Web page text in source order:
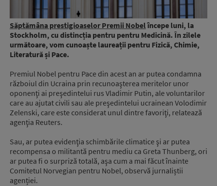
Săptămâna prestigioaselor Premii Nobelîncepe luni, la
Stockholm, cu distincția pentru pentru Medicină. În zilele
următoare, vom cunoaște laureații pentru Fizică, Chimie,
Literatură și Pace.
Premiul Nobel pentru Pace din acest an ar putea condamna
războiul din Ucraina prin recunoaşterea meritelor unor
oponenţi ai preşedintelui rus Vladimir Putin, ale voluntarilor
care au ajutat civili sau ale preşedintelui ucrainean Volodimir
Zelenski, care este considerat unul dintre favoriţi, relatează
agenţia Reuters.
Sau, ar putea evidenţia schimbările climatice şi ar putea
recompensa o militantă pentru mediu ca Greta Thunberg, ori
ar putea fi o surpriză totală, aşa cum a mai făcut înainte
Comitetul Norvegian pentru Nobel, observă jurnaliștii
agenției.